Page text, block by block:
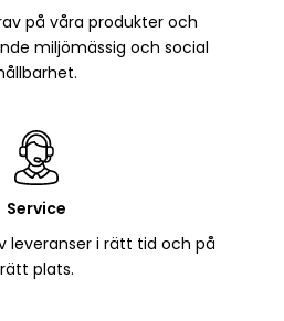
på våra produkter och
miljömässig och social
Service
leveranser i rätt tid och på
rätt plats.